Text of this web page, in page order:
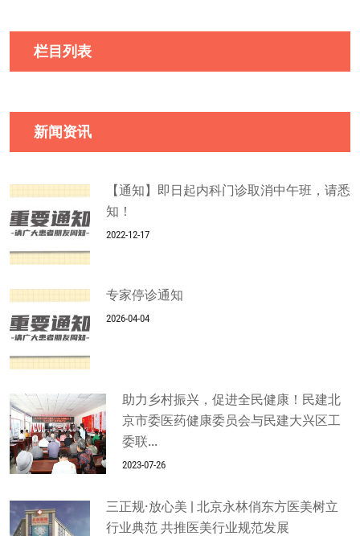
栏目列表
新闻资讯
【通知】即日起内科门诊取消中午班，请悉
知！
2022-12-17
专家停诊通知
2026-04-04
助力乡村振兴，促进全民健康！民建北
京市委医药健康委员会与民建大兴区工
委联...
2023-07-26
三正规·放心美 | 北京永林俏东方医美树立
行业典范 共推医美行业规范发展